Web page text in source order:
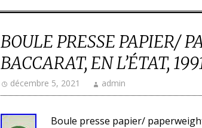
BOULE PRESSE PAPIER/
BACCARAT, EN L’ÉTAT,
décembre 5, 2021 admin
Boule presse papier/